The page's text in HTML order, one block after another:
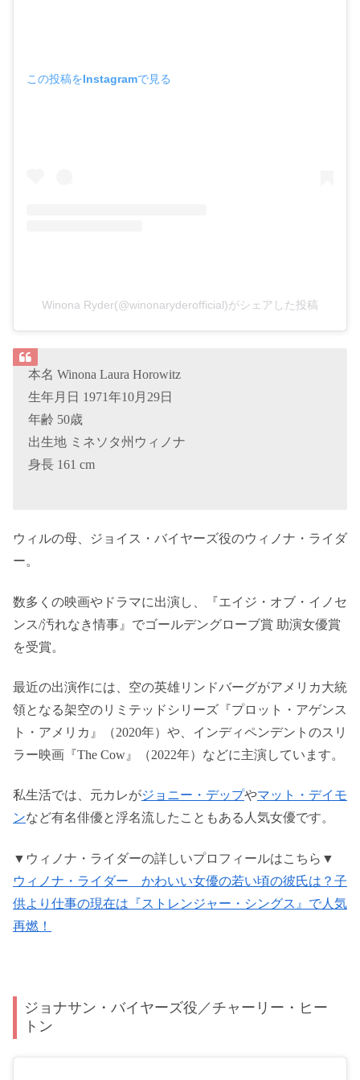
この投稿をInstagramで見る
Winona Ryder(@winonaryderofficial)がシェアした投稿
本名 Winona Laura Horowitz
生年月日 1971年10月29日
年齢 50歳
出生地 ミネソタ州ウィノナ
身長 161 cm
ウィルの母、ジョイス・バイヤーズ役のウィノナ・ライダ
ー。
数多くの映画やドラマに出演し、『エイジ・オブ・イノセ
ンス/汚れなき情事』でゴールデングローブ賞 助演女優賞
を受賞。
最近の出演作には、空の英雄リンドバーグがアメリカ大統
領となる架空のリミテッドシリーズ『プロット・アゲンス
ト・アメリカ』（2020年）や、インディペンデントのスリ
ラー映画『The Cow』（2022年）などに主演しています。
私生活では、元カレがジョニー・デップやマット・デイモ
ンなど有名俳優と浮名流したこともある人気女優です。
▼ウィノナ・ライダーの詳しいプロフィールはこちら▼
ウィノナ・ライダー かわいい女優の若い頃の彼氏は？子
供より仕事の現在は『ストレンジャー・シングス』で人気
再燃！
ジョナサン・バイヤーズ役／チャーリー・ヒー
トン